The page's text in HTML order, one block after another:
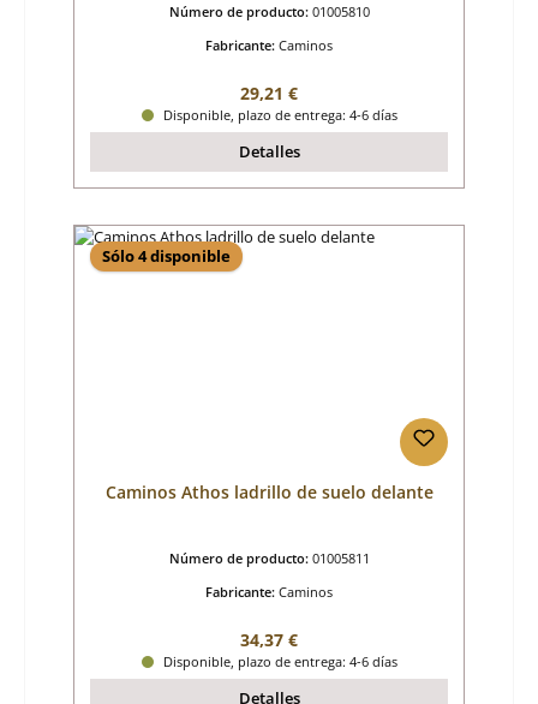
Número de producto: 01005810
Fabricante: Caminos
Precio normal:
29,21 €
Disponible, plazo de entrega: 4-6 días
Detalles
Sólo 4 disponible
Caminos Athos ladrillo de suelo delante
Número de producto: 01005811
Fabricante: Caminos
Precio normal:
34,37 €
Disponible, plazo de entrega: 4-6 días
Detalles